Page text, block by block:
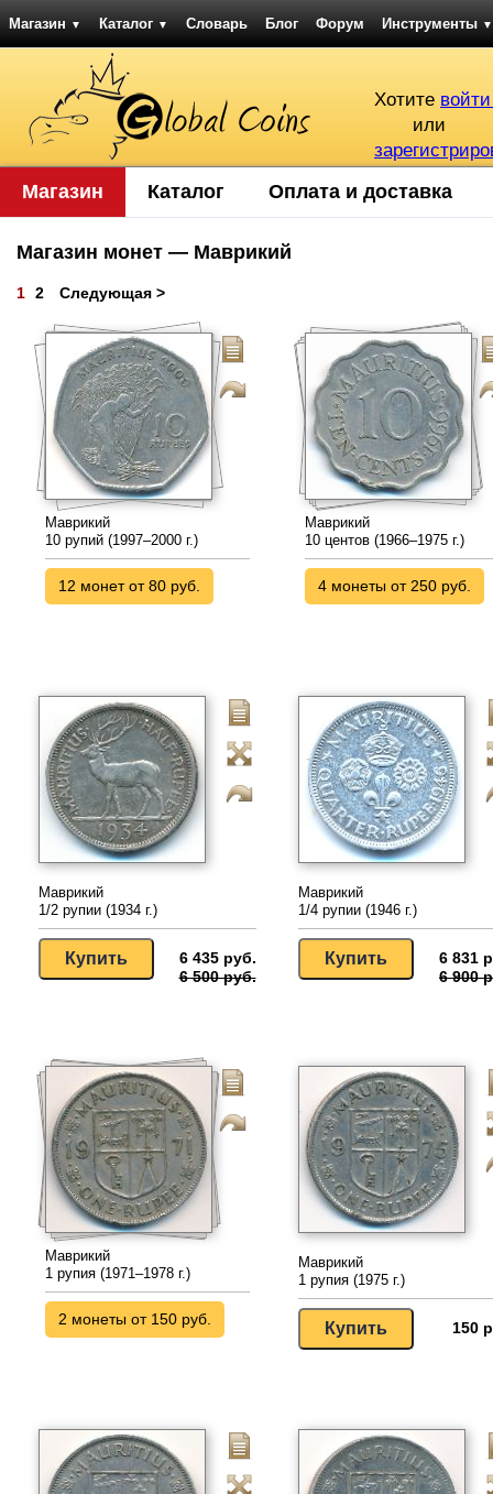
Магазин ▼ Каталог ▼ Словарь Блог Форум Инструменты ▼
Хотите
или
Магазин Каталог Оплата и доставка
Магазин монет — Маврикий
1 2 Следующая >
Маврикий
10 рупий (1997–2000 г.)
12 монет от 80 руб.
Маврикий
10 центов (1966–1975 г.)
4 монеты от 250 руб.
Маврикий
1/2 рупии (1934 г.)
6 435 руб.
6 500 руб.
Маврикий
1/4 рупии (1946 г.)
6 831
6 900
Маврикий
1 рупия (1971–1978 г.)
2 монеты от 150 руб.
Маврикий
1 рупия (1975 г.)
150